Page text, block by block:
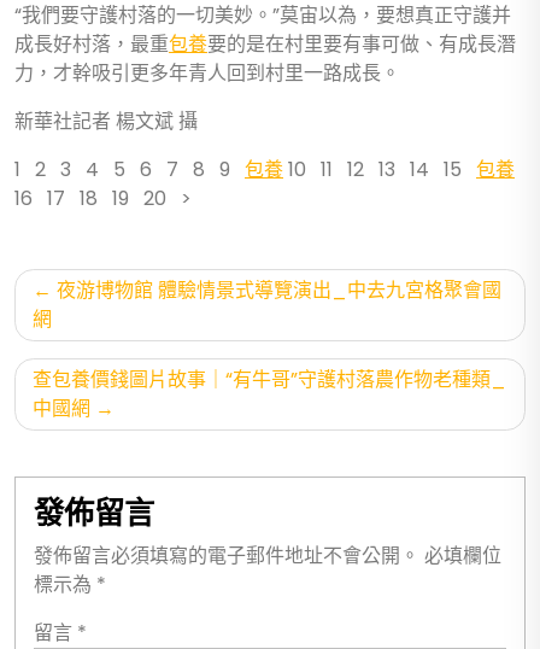
“我們要守護村落的一切美妙。”莫宙以為，要想真正守護并
成長好村落，最重包養要的是在村里要有事可做、有成長潛
力，才幹吸引更多年青人回到村里一路成長。
新華社記者 楊文斌 攝
1 2 3 4 5 6 7 8 9 包養10 11 12 13 14 15 包養
16 17 18 19 20 >
文
章
導
覽
夜游博物館 體驗情景式導覽演出_中去九宮格聚會國
網
查包養價錢圖片故事｜“有牛哥”守護村落農作物老種類_
中國網
發佈留言
發佈留言必須填寫的電子郵件地址不會公開。 必填欄位
標示為 *
留言 *